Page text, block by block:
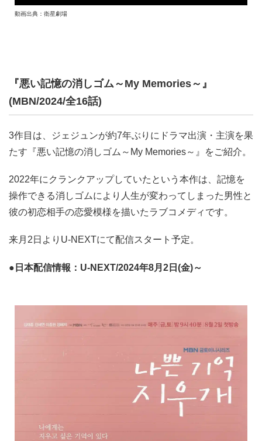
動画出典：衛星劇場
『悪い記憶の消しゴム～My Memories～』
(MBN/2024/全16話)
3作目は、ジェジュンが約7年ぶりにドラマ出演・主演を果
たす『悪い記憶の消しゴム～My Memories～』をご紹介。
2022年にクランクアップしていたという本作は、記憶を
操作できる消しゴムにより人生が変わってしまった男性と
彼の初恋相手の恋愛模様を描いたラブコメディです。
来月2日よりU-NEXTにて配信スタート予定。
●日本配信情報：U-NEXT/2024年8月2日(金)～